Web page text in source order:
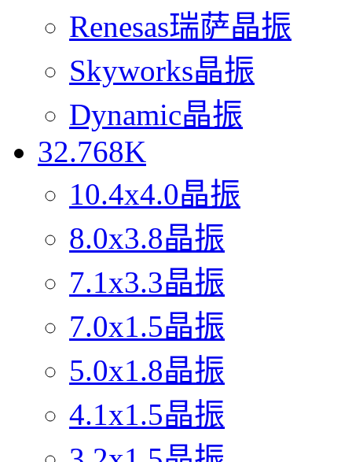
Renesas瑞萨晶振
Skyworks晶振
Dynamic晶振
32.768K
10.4x4.0晶振
8.0x3.8晶振
7.1x3.3晶振
7.0x1.5晶振
5.0x1.8晶振
4.1x1.5晶振